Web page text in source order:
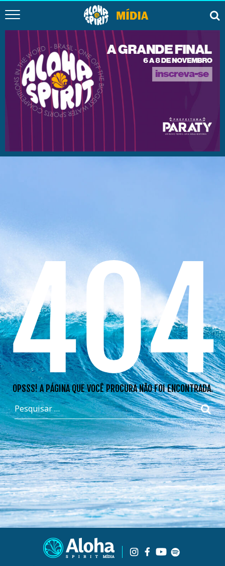
404
OPSSS! A PÁGINA QUE VOCÊ PROCURA NÃO FOI ENCONTRADA.